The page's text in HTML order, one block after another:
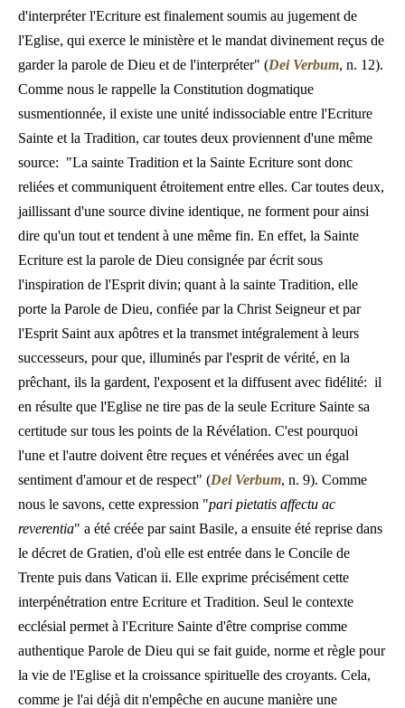
d'interpréter l'Ecriture est finalement soumis au jugement de
l'Eglise, qui exerce le ministère et le mandat divinement reçus de
garder la parole de Dieu et de l'interpréter" (Dei Verbum, n. 12).
Comme nous le rappelle la Constitution dogmatique
susmentionnée, il existe une unité indissociable entre l'Ecriture
Sainte et la Tradition, car toutes deux proviennent d'une même
source: "La sainte Tradition et la Sainte Ecriture sont donc
reliées et communiquent étroitement entre elles. Car toutes deux,
jaillissant d'une source divine identique, ne forment pour ainsi
dire qu'un tout et tendent à une même fin. En effet, la Sainte
Ecriture est la parole de Dieu consignée par écrit sous
l'inspiration de l'Esprit divin; quant à la sainte Tradition, elle
porte la Parole de Dieu, confiée par la Christ Seigneur et par
l'Esprit Saint aux apôtres et la transmet intégralement à leurs
successeurs, pour que, illuminés par l'esprit de vérité, en la
prêchant, ils la gardent, l'exposent et la diffusent avec fidélité: il
en résulte que l'Eglise ne tire pas de la seule Ecriture Sainte sa
certitude sur tous les points de la Révélation. C'est pourquoi
l'une et l'autre doivent être reçues et vénérées avec un égal
sentiment d'amour et de respect" (Dei Verbum, n. 9). Comme
nous le savons, cette expression "pari pietatis affectu ac
reverentia" a été créée par saint Basile, a ensuite été reprise dans
le décret de Gratien, d'où elle est entrée dans le Concile de
Trente puis dans Vatican ii. Elle exprime précisément cette
interpénétration entre Ecriture et Tradition. Seul le contexte
ecclésial permet à l'Ecriture Sainte d'être comprise comme
authentique Parole de Dieu qui se fait guide, norme et règle pour
la vie de l'Eglise et la croissance spirituelle des croyants. Cela,
comme je l'ai déjà dit n'empêche en aucune manière une